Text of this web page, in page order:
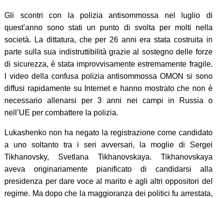
Gli scontri con la polizia antisommossa nel luglio di
quest’anno sono stati un punto di svolta per molti nella
società. La dittatura, che per 26 anni era stata costruita in
parte sulla sua indistruttibilità grazie al sostegno delle forze
di sicurezza, è stata improvvisamente estremamente fragile.
I video della confusa polizia antisommossa OMON si sono
diffusi rapidamente su Internet e hanno mostrato che non è
necessario allenarsi per 3 anni nei campi in Russia o
nell’UE per combattere la polizia.
Lukashenko non ha negato la registrazione come candidato
a uno soltanto tra i seri avversari, la moglie di Sergei
Tikhanovsky, Svetlana Tikhanovskaya. Tikhanovskaya
aveva originariamente pianificato di candidarsi alla
presidenza per dare voce al marito e agli altri oppositori del
regime. Ma dopo che la maggioranza dei politici fu arrestata,